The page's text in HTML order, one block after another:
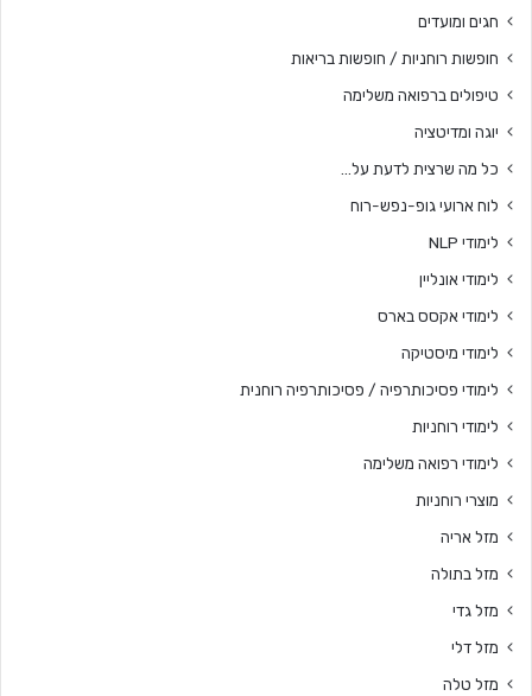
חגים ומועדים
חופשות רוחניות / חופשות בריאות
טיפולים ברפואה משלימה
יוגה ומדיטציה
כל מה שרצית לדעת על…
לוח ארועי גופ-נפש-רוח
לימודי NLP
לימודי אונליין
לימודי אקסס בארס
לימודי מיסטיקה
לימודי פסיכותרפיה / פסיכותרפיה רוחנית
לימודי רוחניות
לימודי רפואה משלימה
מוצרי רוחניות
מזל אריה
מזל בתולה
מזל גדי
מזל דלי
מזל טלה